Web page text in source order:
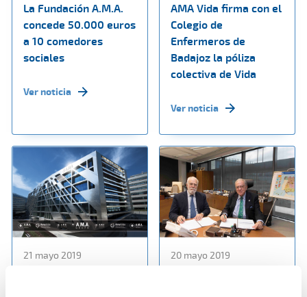
La Fundación A.M.A.
concede 50.000 euros
a 10 comedores
sociales
Ver noticia
AMA Vida firma con el
Colegio de
Enfermeros de
Badajoz la póliza
colectiva de Vida
Ver noticia
21 mayo 2019 20 mayo 2019